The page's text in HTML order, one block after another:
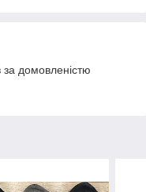
домовленістю